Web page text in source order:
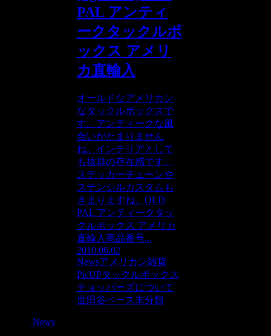
PAL アンティ
ークタックルボ
ックス アメリ
カ直輸入
オールドなアメリカン
なタックルボックスで
す。アンティークな風
合いがたまりません
ね。インテリアとして
も抜群の存在感です。
ステッカーチューンや
ステンシルカスタムも
きまりますね。OLD
PAL アンティークタッ
クルボックス アメリカ
直輸入商品番号...
2010.06.02
Newsアメリカン雑貨
PicUPタックルボックス
チョッパーズについて
世田谷ベース未分類
News